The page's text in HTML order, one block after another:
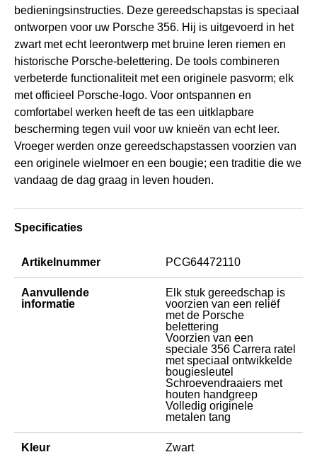
bedieningsinstructies. Deze gereedschapstas is speciaal
ontworpen voor uw Porsche 356. Hij is uitgevoerd in het
zwart met echt leerontwerp met bruine leren riemen en
historische Porsche-belettering. De tools combineren
verbeterde functionaliteit met een originele pasvorm; elk
met officieel Porsche-logo. Voor ontspannen en
comfortabel werken heeft de tas een uitklapbare
bescherming tegen vuil voor uw knieën van echt leer.
Vroeger werden onze gereedschapstassen voorzien van
een originele wielmoer en een bougie; een traditie die we
vandaag de dag graag in leven houden.
Specificaties
Artikelnummer PCG64472110
Aanvullende
informatie
Elk stuk gereedschap is
voorzien van een reliëf
met de Porsche
belettering
Voorzien van een
speciale 356 Carrera ratel
met speciaal ontwikkelde
bougiesleutel
Schroevendraaiers met
houten handgreep
Volledig originele
metalen tang
Kleur Zwart